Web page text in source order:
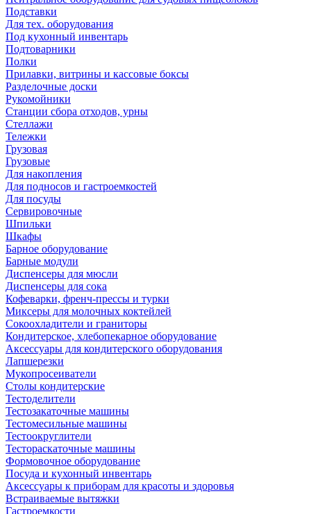
Подставки
Для тех. оборудования
Под кухонный инвентарь
Подтоварники
Полки
Прилавки, витрины и кассовые боксы
Разделочные доски
Рукомойники
Станции сбора отходов, урны
Стеллажи
Тележки
Грузовая
Грузовые
Для накопления
Для подносов и гастроемкостей
Для посуды
Сервировочные
Шпильки
Шкафы
Барное оборудование
Барные модули
Диспенсеры для мюсли
Диспенсеры для сока
Кофеварки, френч-прессы и турки
Миксеры для молочных коктейлей
Сокоохладители и граниторы
Кондитерское, хлебопекарное оборудование
Аксессуары для кондитерского оборудования
Лапшерезки
Мукопросеиватели
Столы кондитерские
Тестоделители
Тестозакаточные машины
Тестомесильные машины
Тестоокруглители
Тестораскаточные машины
Формовочное оборудование
Посуда и кухонный инвентарь
Аксессуары к приборам для красоты и здоровья
Встраиваемые вытяжки
Гастроемкости